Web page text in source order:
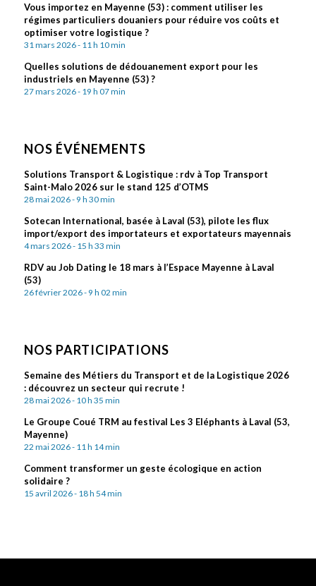
Vous importez en Mayenne (53) : comment utiliser les
régimes particuliers douaniers pour réduire vos coûts et
optimiser votre logistique ?
31 mars 2026 - 11 h 10 min
Quelles solutions de dédouanement export pour les
industriels en Mayenne (53) ?
27 mars 2026 - 19 h 07 min
NOS ÉVÉNEMENTS
Solutions Transport & Logistique : rdv à Top Transport
Saint-Malo 2026 sur le stand 125 d’OTMS
28 mai 2026 - 9 h 30 min
Sotecan International, basée à Laval (53), pilote les flux
import/export des importateurs et exportateurs mayennais
4 mars 2026 - 15 h 33 min
RDV au Job Dating le 18 mars à l’Espace Mayenne à Laval
(53)
26 février 2026 - 9 h 02 min
NOS PARTICIPATIONS
Semaine des Métiers du Transport et de la Logistique 2026
: découvrez un secteur qui recrute !
28 mai 2026 - 10 h 35 min
Le Groupe Coué TRM au festival Les 3 Eléphants à Laval (53,
Mayenne)
22 mai 2026 - 11 h 14 min
Comment transformer un geste écologique en action
solidaire ?
15 avril 2026 - 18 h 54 min